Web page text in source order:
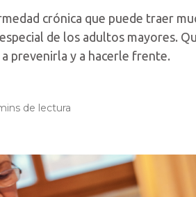
crónica que puede traer
de los adultos mayores.
prevenirla y a hacerle frente.
de lectura